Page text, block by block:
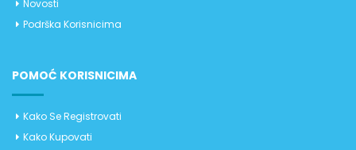
Novosti
Podrška Korisnicima
POMOĆ KORISNICIMA
Kako Se Registrovati
Kako Kupovati